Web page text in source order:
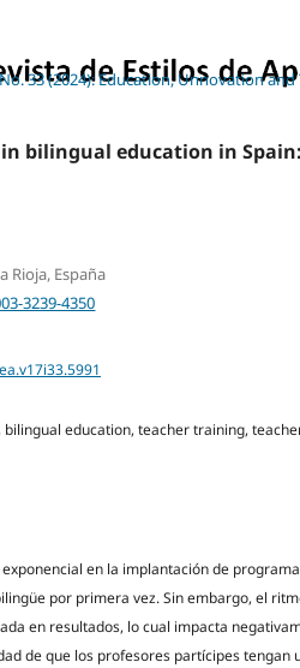
33 (2024): Education, Unnovation
bilingual education in
Rioja, España
3239-4350
education, teacher training,
en la implantación de
por primera vez. Sin embargo, el
en resultados, lo cual impacta
de que los profesores partícipes